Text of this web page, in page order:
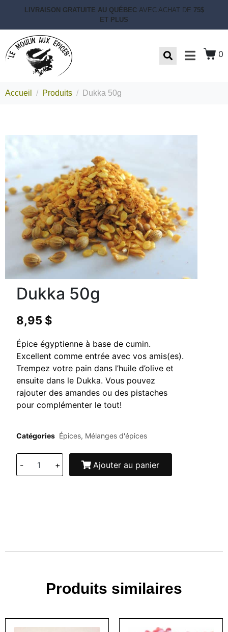
LIVRAISON GRATUITE AU QUÉBEC AVEC ACHAT DE 75$
ET PLUS
0
Accueil Produits Dukka 50g
Dukka 50g
8,95 $
Épice égyptienne à base de cumin.
Excellent comme entrée avec vos amis(es).
Trempez votre pain dans l’huile d’olive et
ensuite dans le Dukka. Vous pouvez
rajouter des amandes ou des pistaches
pour complémenter le tout!
Catégories Épices, Mélanges d'épices
- + Ajouter au panier
Produits similaires